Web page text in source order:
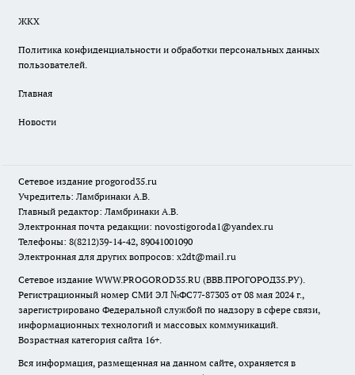
ЖКХ
Политика конфиденциальности и обработки персональных данных
пользователей.
Главная
Новости
Сетевое издание progorod35.ru
Учредитель: Ламбринаки А.В.
Главный редактор: Ламбринаки А.В.
Электронная почта редакции: novostigoroda1@yandex.ru
Телефоны: 8(8212)39-14-42, 89041001090
Электронная для других вопросов: x2dt@mail.ru
Сетевое издание WWW.PROGOROD35.RU (ВВВ.ПРОГОРОД35.РУ).
Регистрационный номер СМИ ЭЛ №ФС77-87303 от 08 мая 2024 г.,
зарегистрировано Федеральной службой по надзору в сфере связи,
информационных технологий и массовых коммуникаций.
Возрастная категория сайта 16+.
Вся информация, размещенная на данном сайте, охраняется в